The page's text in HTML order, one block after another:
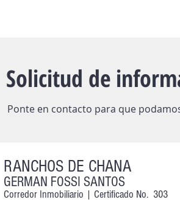
Solicitud de
Ponte en contacto para que
RANCHOS DE CHANA
GERMAN FOSSI SANTOS
Corredor Inmobiliario | Certificado No. 303